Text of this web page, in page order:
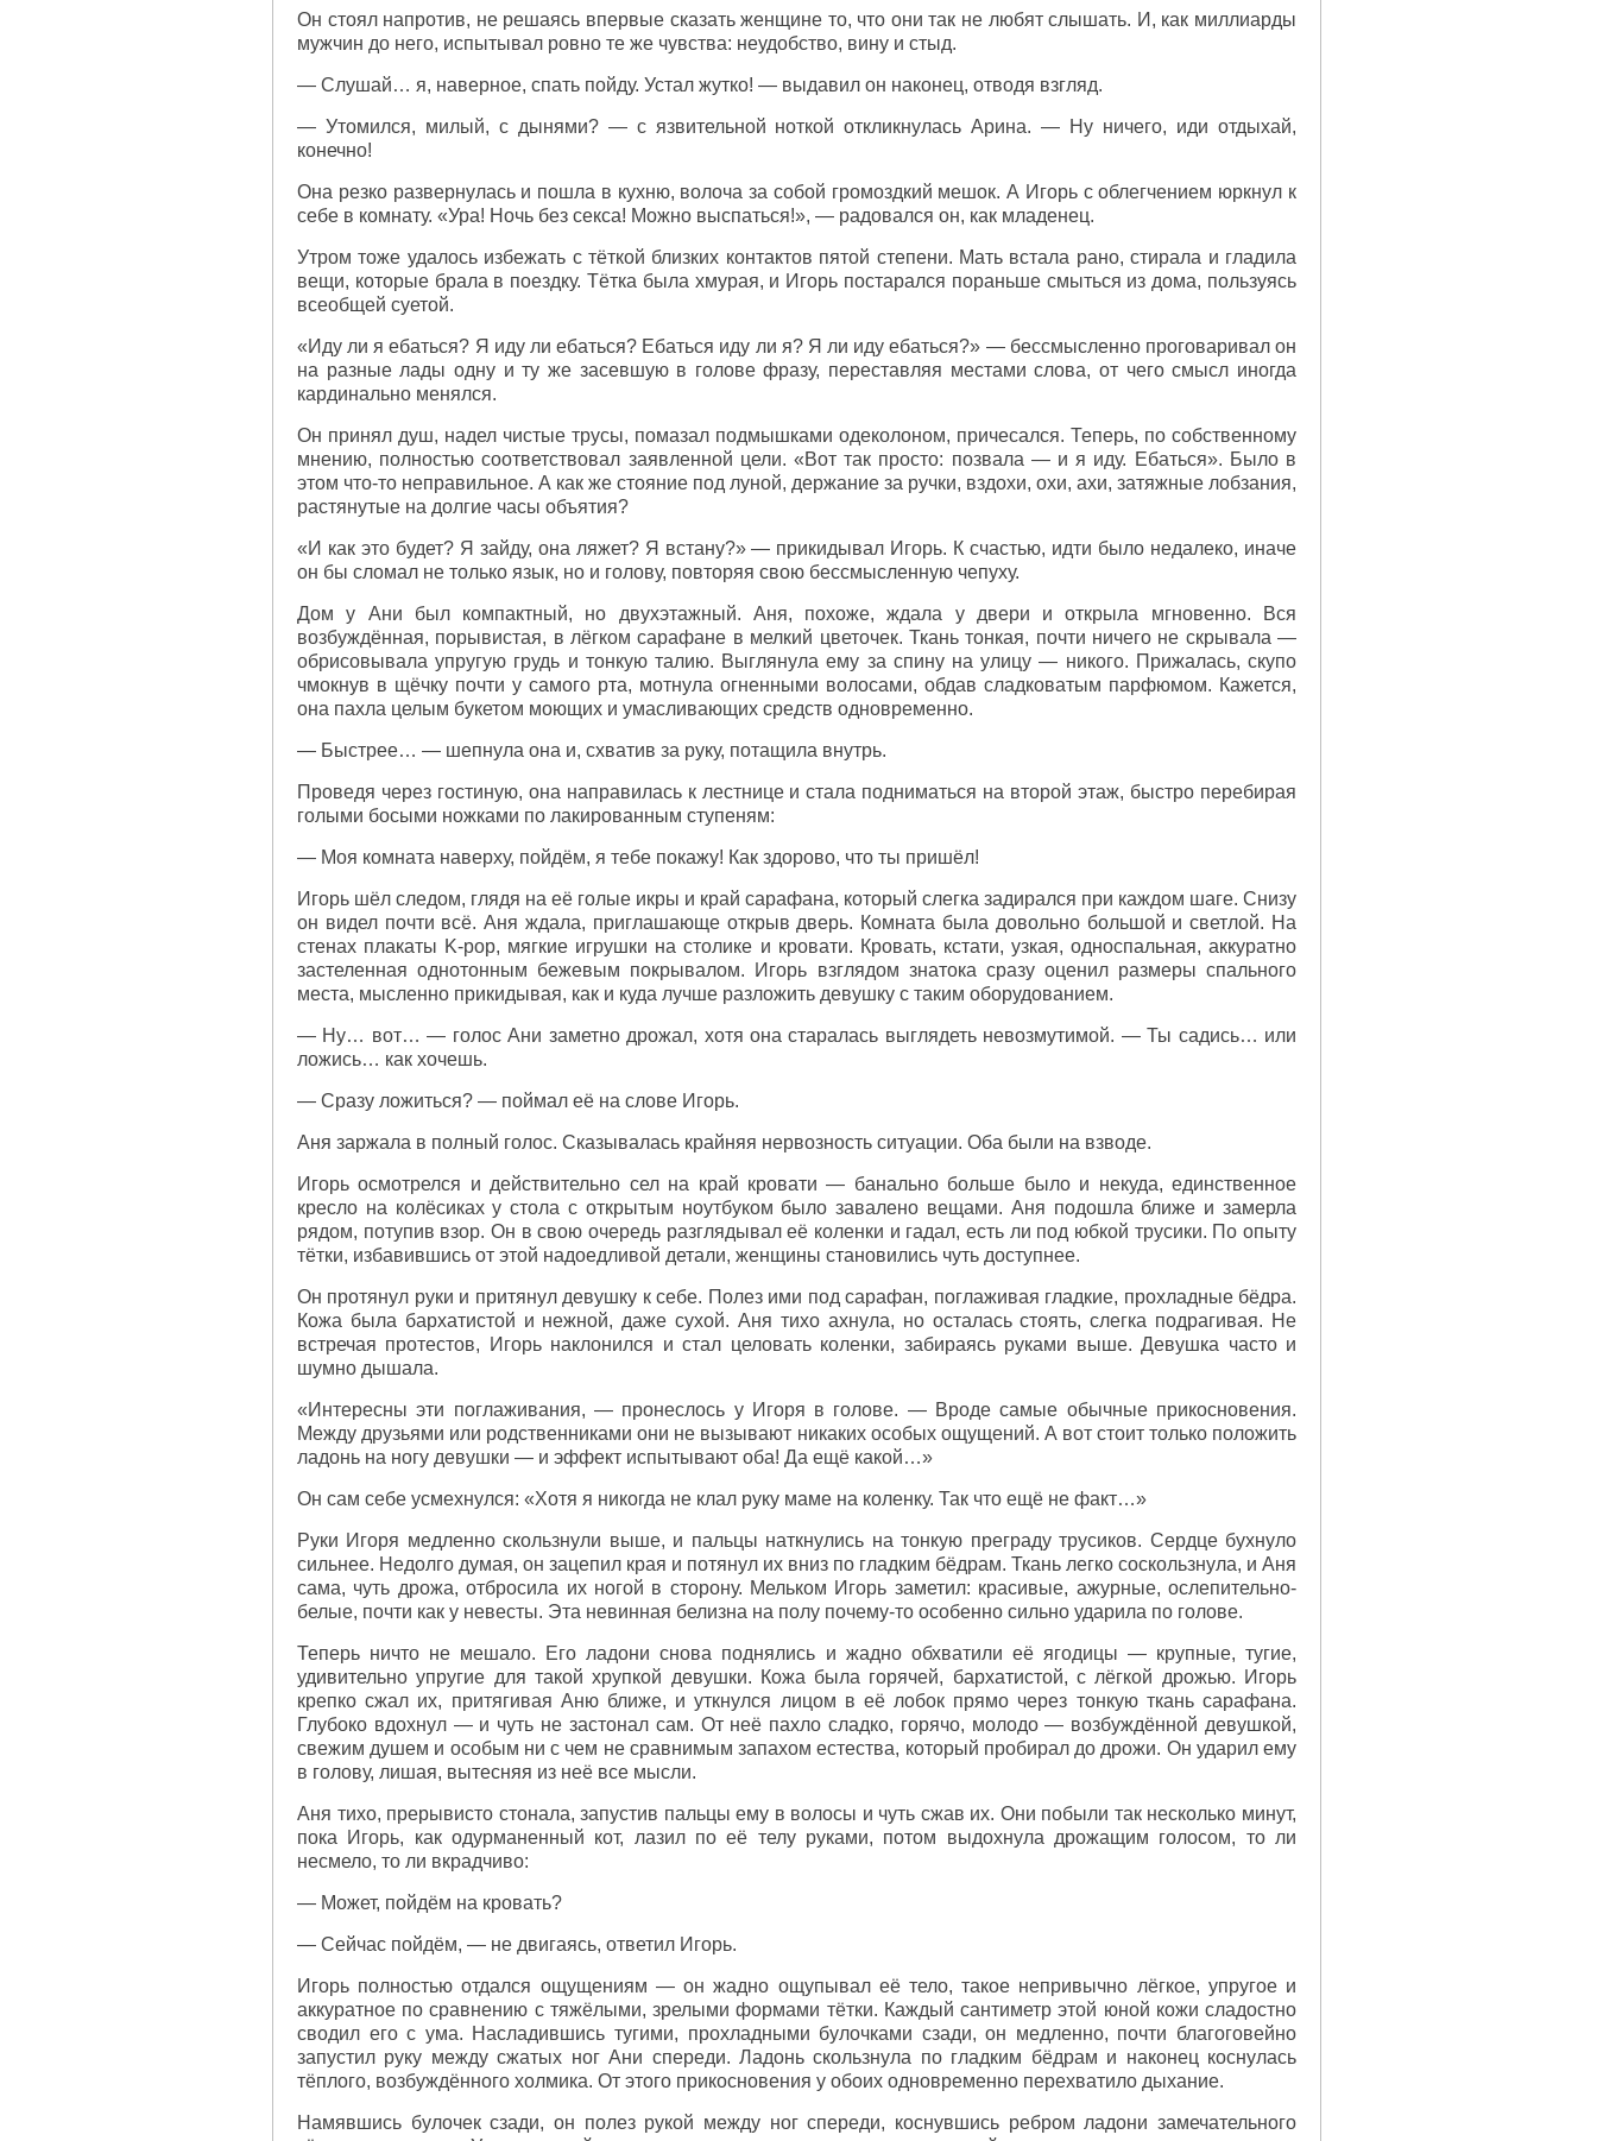
Он стоял напротив, не решаясь впервые сказать женщине то, что они так не любят слышать. И, как миллиарды
мужчин до него, испытывал ровно те же чувства: неудобство, вину и стыд.
— Слушай… я, наверное, спать пойду. Устал жутко! — выдавил он наконец, отводя взгляд.
— Утомился, милый, с дынями? — с язвительной ноткой откликнулась Арина. — Ну ничего, иди отдыхай,
конечно!
Она резко развернулась и пошла в кухню, волоча за собой громоздкий мешок. А Игорь с облегчением юркнул к
себе в комнату. «Ура! Ночь без секса! Можно выспаться!», — радовался он, как младенец.
Утром тоже удалось избежать с тёткой близких контактов пятой степени. Мать встала рано, стирала и гладила
вещи, которые брала в поездку. Тётка была хмурая, и Игорь постарался пораньше смыться из дома, пользуясь
всеобщей суетой.
«Иду ли я ебаться? Я иду ли ебаться? Ебаться иду ли я? Я ли иду ебаться?» — бессмысленно проговаривал он
на разные лады одну и ту же засевшую в голове фразу, переставляя местами слова, от чего смысл иногда
кардинально менялся.
Он принял душ, надел чистые трусы, помазал подмышками одеколоном, причесался. Теперь, по собственному
мнению, полностью соответствовал заявленной цели. «Вот так просто: позвала — и я иду. Ебаться». Было в
этом что-то неправильное. А как же стояние под луной, держание за ручки, вздохи, охи, ахи, затяжные лобзания,
растянутые на долгие часы объятия?
«И как это будет? Я зайду, она ляжет? Я встану?» — прикидывал Игорь. К счастью, идти было недалеко, иначе
он бы сломал не только язык, но и голову, повторяя свою бессмысленную чепуху.
Дом у Ани был компактный, но двухэтажный. Аня, похоже, ждала у двери и открыла мгновенно. Вся
возбуждённая, порывистая, в лёгком сарафане в мелкий цветочек. Ткань тонкая, почти ничего не скрывала —
обрисовывала упругую грудь и тонкую талию. Выглянула ему за спину на улицу — никого. Прижалась, скупо
чмокнув в щёчку почти у самого рта, мотнула огненными волосами, обдав сладковатым парфюмом. Кажется,
она пахла целым букетом моющих и умасливающих средств одновременно.
— Быстрее… — шепнула она и, схватив за руку, потащила внутрь.
Проведя через гостиную, она направилась к лестнице и стала подниматься на второй этаж, быстро перебирая
голыми босыми ножками по лакированным ступеням:
— Моя комната наверху, пойдём, я тебе покажу! Как здорово, что ты пришёл!
Игорь шёл следом, глядя на её голые икры и край сарафана, который слегка задирался при каждом шаге. Снизу
он видел почти всё. Аня ждала, приглашающе открыв дверь. Комната была довольно большой и светлой. На
стенах плакаты K-pop, мягкие игрушки на столике и кровати. Кровать, кстати, узкая, односпальная, аккуратно
застеленная однотонным бежевым покрывалом. Игорь взглядом знатока сразу оценил размеры спального
места, мысленно прикидывая, как и куда лучше разложить девушку с таким оборудованием.
— Ну… вот… — голос Ани заметно дрожал, хотя она старалась выглядеть невозмутимой. — Ты садись… или
ложись… как хочешь.
— Сразу ложиться? — поймал её на слове Игорь.
Аня заржала в полный голос. Сказывалась крайняя нервозность ситуации. Оба были на взводе.
Игорь осмотрелся и действительно сел на край кровати — банально больше было и некуда, единственное
кресло на колёсиках у стола с открытым ноутбуком было завалено вещами. Аня подошла ближе и замерла
рядом, потупив взор. Он в свою очередь разглядывал её коленки и гадал, есть ли под юбкой трусики. По опыту
тётки, избавившись от этой надоедливой детали, женщины становились чуть доступнее.
Он протянул руки и притянул девушку к себе. Полез ими под сарафан, поглаживая гладкие, прохладные бёдра.
Кожа была бархатистой и нежной, даже сухой. Аня тихо ахнула, но осталась стоять, слегка подрагивая. Не
встречая протестов, Игорь наклонился и стал целовать коленки, забираясь руками выше. Девушка часто и
шумно дышала.
«Интересны эти поглаживания, — пронеслось у Игоря в голове. — Вроде самые обычные прикосновения.
Между друзьями или родственниками они не вызывают никаких особых ощущений. А вот стоит только положить
ладонь на ногу девушки — и эффект испытывают оба! Да ещё какой…»
Он сам себе усмехнулся: «Хотя я никогда не клал руку маме на коленку. Так что ещё не факт…»
Руки Игоря медленно скользнули выше, и пальцы наткнулись на тонкую преграду трусиков. Сердце бухнуло
сильнее. Недолго думая, он зацепил края и потянул их вниз по гладким бёдрам. Ткань легко соскользнула, и Аня
сама, чуть дрожа, отбросила их ногой в сторону. Мельком Игорь заметил: красивые, ажурные, ослепительно-
белые, почти как у невесты. Эта невинная белизна на полу почему-то особенно сильно ударила по голове.
Теперь ничто не мешало. Его ладони снова поднялись и жадно обхватили её ягодицы — крупные, тугие,
удивительно упругие для такой хрупкой девушки. Кожа была горячей, бархатистой, с лёгкой дрожью. Игорь
крепко сжал их, притягивая Аню ближе, и уткнулся лицом в её лобок прямо через тонкую ткань сарафана.
Глубоко вдохнул — и чуть не застонал сам. От неё пахло сладко, горячо, молодо — возбуждённой девушкой,
свежим душем и особым ни с чем не сравнимым запахом естества, который пробирал до дрожи. Он ударил ему
в голову, лишая, вытесняя из неё все мысли.
Аня тихо, прерывисто стонала, запустив пальцы ему в волосы и чуть сжав их. Они побыли так несколько минут,
пока Игорь, как одурманенный кот, лазил по её телу руками, потом выдохнула дрожащим голосом, то ли
несмело, то ли вкрадчиво:
— Может, пойдём на кровать?
— Сейчас пойдём, — не двигаясь, ответил Игорь.
Игорь полностью отдался ощущениям — он жадно ощупывал её тело, такое непривычно лёгкое, упругое и
аккуратное по сравнению с тяжёлыми, зрелыми формами тётки. Каждый сантиметр этой юной кожи сладостно
сводил его с ума. Насладившись тугими, прохладными булочками сзади, он медленно, почти благоговейно
запустил руку между сжатых ног Ани спереди. Ладонь скользнула по гладким бёдрам и наконец коснулась
тёплого, возбуждённого холмика. От этого прикосновения у обоих одновременно перехватило дыхание.
Намявшись булочек сзади, он полез рукой между ног спереди, коснувшись ребром ладони замечательного